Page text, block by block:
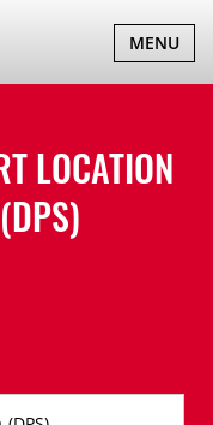
BASCULER
LA
MENU
LOCATION